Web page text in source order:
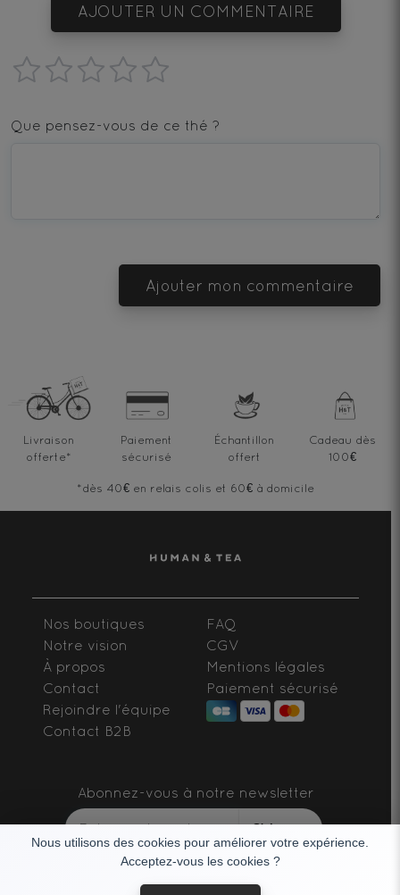
AJOUTER UN COMMENTAIRE
star
—
—
stars
Que pensez-vous de ce thé ?
Ajouter mon commentaire
Nous utilisons des cookies pour améliorer votre expérience.
Acceptez-vous les cookies ?
Livraison
offerte*
Paiement
sécurisé
Échantillon
offert
Cadeau dès
100€
*dès 40€ en relais colis et 60€ à domicile
Nos boutiques
Notre vision
À propos
Contact
Rejoindre l'équipe
Contact B2B
FAQ
CGV
Mentions légales
Paiement sécurisé
Abonnez-vous à notre newsletter
S'abonner